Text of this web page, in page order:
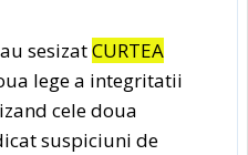
sesizatCURTEA
lege a integritatii
cele doua
suspiciuni de